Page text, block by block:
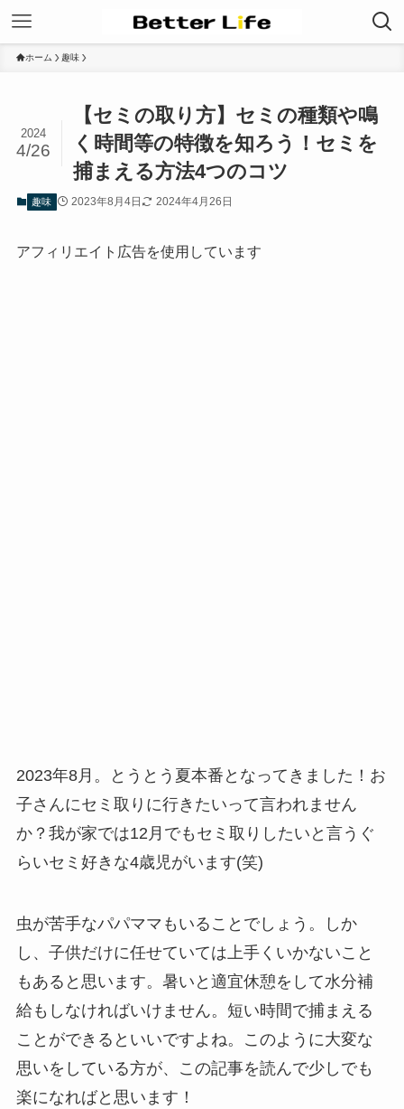
ホーム 趣味
【セミの取り方】セミの種類や鳴
く時間等の特徴を知ろう！セミを
捕まえる方法4つのコツ
2024
4/26
趣味 2023年8月4日 2024年4月26日
アフィリエイト広告を使用しています
2023年8月。とうとう夏本番となってきました！お
子さんにセミ取りに行きたいって言われません
か？我が家では12月でもセミ取りしたいと言うぐ
らいセミ好きな4歳児がいます(笑)
虫が苦手なパパママもいることでしょう。しか
し、子供だけに任せていては上手くいかないこと
もあると思います。暑いと適宜休憩をして水分補
給もしなければいけません。短い時間で捕まえる
ことができるといいですよね。このように大変な
思いをしている方が、この記事を読んで少しでも
楽になればと思います！